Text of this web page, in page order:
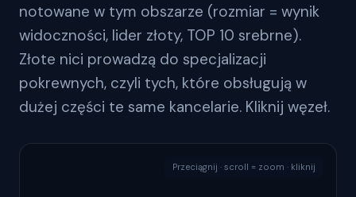
notowane w tym obszarze (rozmiar = wynik
widoczności, lider złoty, TOP 10 srebrne).
Złote nici prowadzą do specjalizacji
pokrewnych, czyli tych, które obsługują w
dużej części te same kancelarie. Kliknij węzeł.
Przeciągnij · scroll = zoom · kliknij